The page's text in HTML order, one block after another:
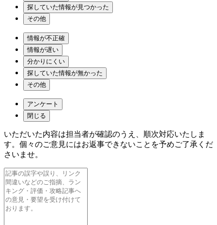
探していた情報が見つかった
その他
情報が不正確
情報が遅い
分かりにくい
探していた情報が無かった
その他
アンケート
閉じる
いただいた内容は担当者が確認のうえ、順次対応いたしま
す。個々のご意見にはお返事できないことを予めご了承くだ
さいませ。